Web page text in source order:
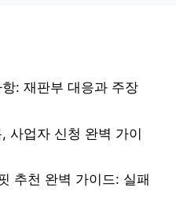
: 재판부 대응과 주장
사업자 신청 완벽 가이
추천 완벽 가이드: 실패